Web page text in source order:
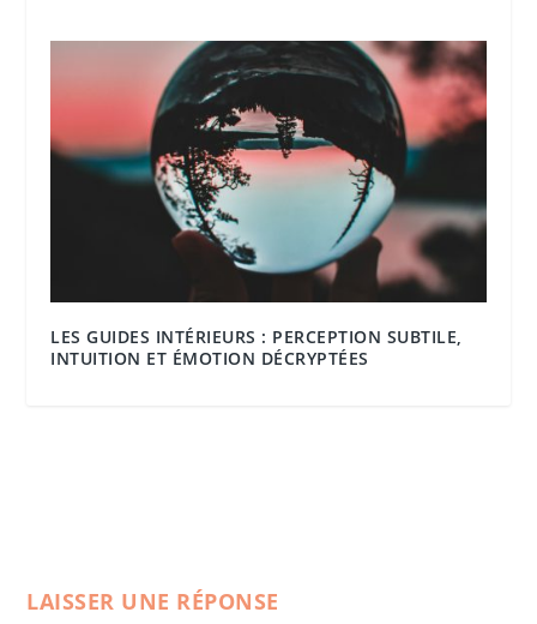
LES GUIDES INTÉRIEURS : PERCEPTION SUBTILE,
INTUITION ET ÉMOTION DÉCRYPTÉES
LAISSER UNE RÉPONSE